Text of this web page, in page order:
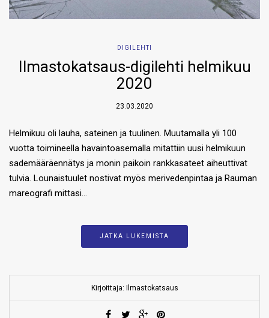
DIGILEHTI
Ilmastokatsaus-digilehti helmikuu
2020
23.03.2020
Helmikuu oli lauha, sateinen ja tuulinen. Muutamalla yli 100
vuotta toimineella havaintoasemalla mitattiin uusi helmikuun
sademääräennätys ja monin paikoin rankkasateet aiheuttivat
tulvia. Lounaistuulet nostivat myös merivedenpintaa ja Rauman
mareografi mittasi…
JATKA LUKEMISTA
Kirjoittaja: Ilmastokatsaus